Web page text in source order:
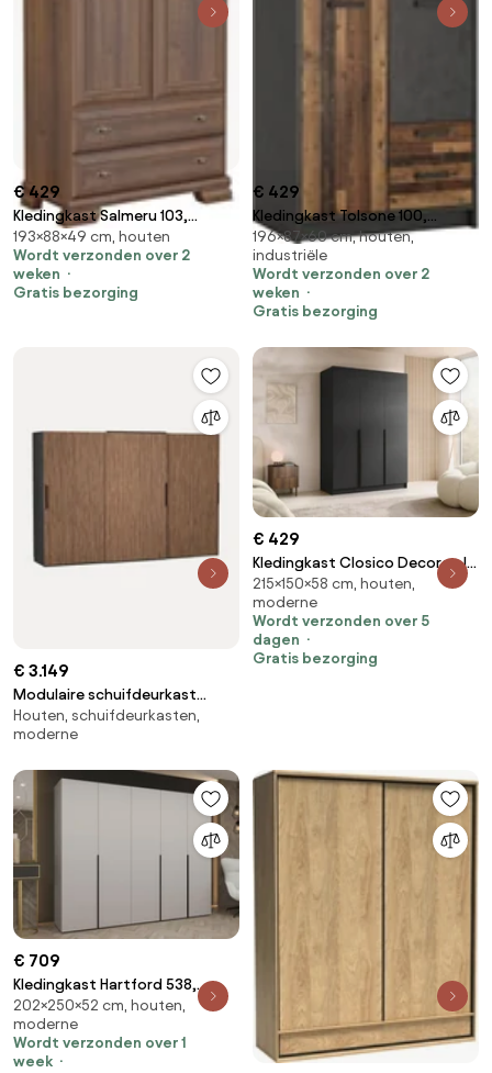
€ 429
Kledingkast Salmeru 103,
Samoa King Moer,
193x88x49cm, 59 kg,
Kledingkast deuren: Met
193×88×49 cm, houten
Wordt verzonden over 2
weken
Gratis bezorging
€ 429
Kledingkast Tolsone 100,
Matera grijs, Donker hout,
196x87x60cm, 154 kg,
Kledingkast deuren: Met
scharnieren
196×87×60 cm, houten,
industriële
Wordt verzonden over 2
weken
Gratis bezorging
€ 3.149
Modulaire schuifdeurkast
Simone, 300 cm breed, diverse
varianten
Houten, schuifdeurkasten,
moderne
€ 429
Kledingkast Closico Decoron I,
Zwart, 215x150x58cm, 148.5 kg,
Kledingkast deuren: Met
scharnieren
215×150×58 cm, houten,
moderne
Wordt verzonden over 5
dagen
Gratis bezorging
€ 709
Kledingkast Hartford 538,
Zwart, Kasjmier,
202x250x52cm, 172.1 kg,
Kledingkast deuren: Met
202×250×52 cm, houten,
moderne
Wordt verzonden over 1
week